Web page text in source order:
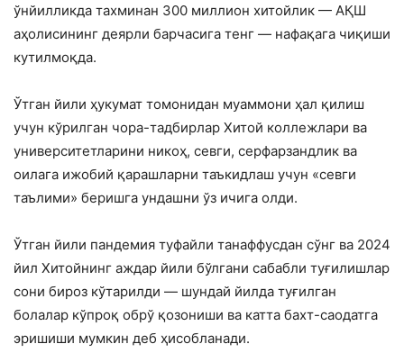
ўнйилликда тахминан 300 миллион хитойлик — АҚШ
аҳолисининг деярли барчасига тенг — нафақага чиқиши
кутилмоқда.
Ўтган йили ҳукумат томонидан муаммони ҳал қилиш
учун кўрилган чора-тадбирлар Хитой коллежлари ва
университетларини никоҳ, севги, серфарзандлик ва
оилага ижобий қарашларни таъкидлаш учун «севги
таълими» беришга ундашни ўз ичига олди.
Ўтган йили пандемия туфайли танаффусдан сўнг ва 2024
йил Хитойнинг аждар йили бўлгани сабабли туғилишлар
сони бироз кўтарилди — шундай йилда туғилган
болалар кўпроқ обрў қозониши ва катта бахт-саодатга
эришиши мумкин деб ҳисобланади.